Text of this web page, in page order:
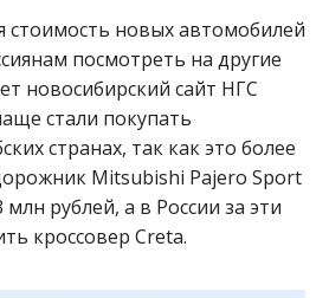
стоимость новых автомобилей
посмотреть на другие
новосибирский сайт НГС
стали покупать
странах, так как это более
Mitsubishi Pajero Sport
рублей, а в России за эти
кроссовер Creta.